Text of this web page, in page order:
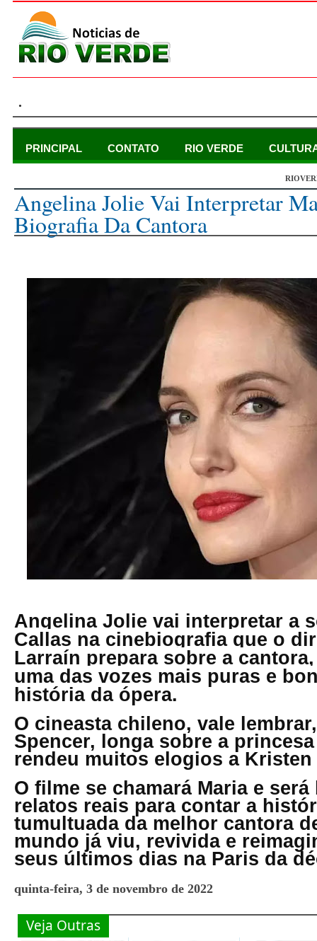
.
PRINCIPAL CONTATO RIO VERDE
Angelina Jolie Vai Interpretar
Biografia Da Cantora
Angelina Jolie vai interpretar a
Callas na cinebiografia que o
Larraín prepara sobre a
uma das vozes mais puras e
história da ópera.
O cineasta chileno, vale
Spencer, longa sobre a
rendeu muitos elogios a Kristen
O filme se chamará Maria e será
relatos reais para contar a
tumultuada da melhor cantora
mundo já viu, revivida e
seus últimos dias na Paris da
quinta-feira, 3 de novembro de 2022
Veja Outras